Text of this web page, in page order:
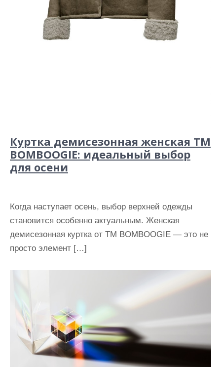
Куртка демисезонная женская ТМ
BOMBOOGIE: идеальный выбор
для осени
Когда наступает осень, выбор верхней одежды
становится особенно актуальным. Женская
демисезонная куртка от ТМ BOMBOOGIE — это не
просто элемент […]